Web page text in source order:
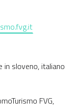
sloveno, italiano
FVG,